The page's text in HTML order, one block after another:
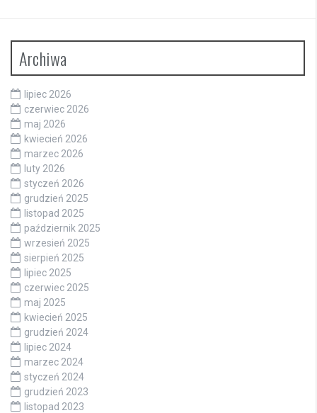
Archiwa
lipiec 2026
czerwiec 2026
maj 2026
kwiecień 2026
marzec 2026
luty 2026
styczeń 2026
grudzień 2025
listopad 2025
październik 2025
wrzesień 2025
sierpień 2025
lipiec 2025
czerwiec 2025
maj 2025
kwiecień 2025
grudzień 2024
lipiec 2024
marzec 2024
styczeń 2024
grudzień 2023
listopad 2023